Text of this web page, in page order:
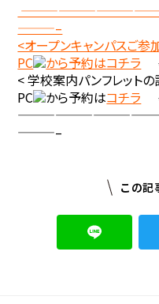
———–
<オープンキャンパスご参
PC
から予約はコチラ
< 学校案内パンフレット
PC
から予約はコチラ
———–
この記